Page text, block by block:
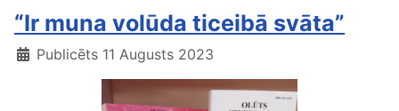
“Ir muna volūda ticeibā svāta”
Publicēts 11 Augusts 2023